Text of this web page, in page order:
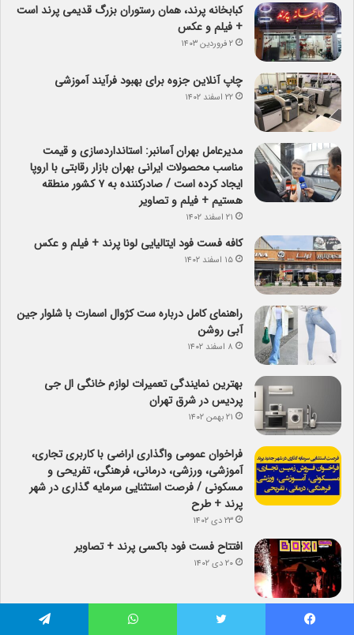
کبابخانه پرند، همان رستوران بزرگ قدیمی پرند است
+ فیلم و عکس
۲ فروردین ۱۴۰۳
چاپ آنلاین جزوه برای بهبود فرآیند آموزشی
۲۲ اسفند ۱۴۰۲
مدیرعامل بهران آسانبر: استانداردسازی و قیمت
مناسب محصولات ایرانی بهران بازار رقابتی با اروپا
ایجاد کرده است / صادرکننده به ۷ کشور منطقه
هستیم + فیلم و تصاویر
۲۱ اسفند ۱۴۰۲
کافه فست فود ایتالیایی لونا پرند + فیلم و عکس
۱۵ اسفند ۱۴۰۲
راهنمای کامل درباره ست کژوال اسمارت با شلوار جین
آبی روشن
۸ اسفند ۱۴۰۲
بهترین نمایندگی تعمیرات لوازم خانگی ال جی
پردیس در شرق تهران
۲۱ بهمن ۱۴۰۲
فراخوان عمومی واگذاری اراضی با کاربری تجاری،
آموزشی، ورزشی، درمانی، فرهنگی، تفریحی و
مسکونی / فرصت استثنایی سرمایه گذاری در شهر
پرند + طرح
۲۳ دی ۱۴۰۲
افتتاح فست فود باکسی پرند + تصاویر
۲۰ دی ۱۴۰۲
لیست مشاغل جاب آفر آلمان